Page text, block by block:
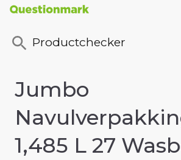
Productchecker
Jumbo
1,485 L 27